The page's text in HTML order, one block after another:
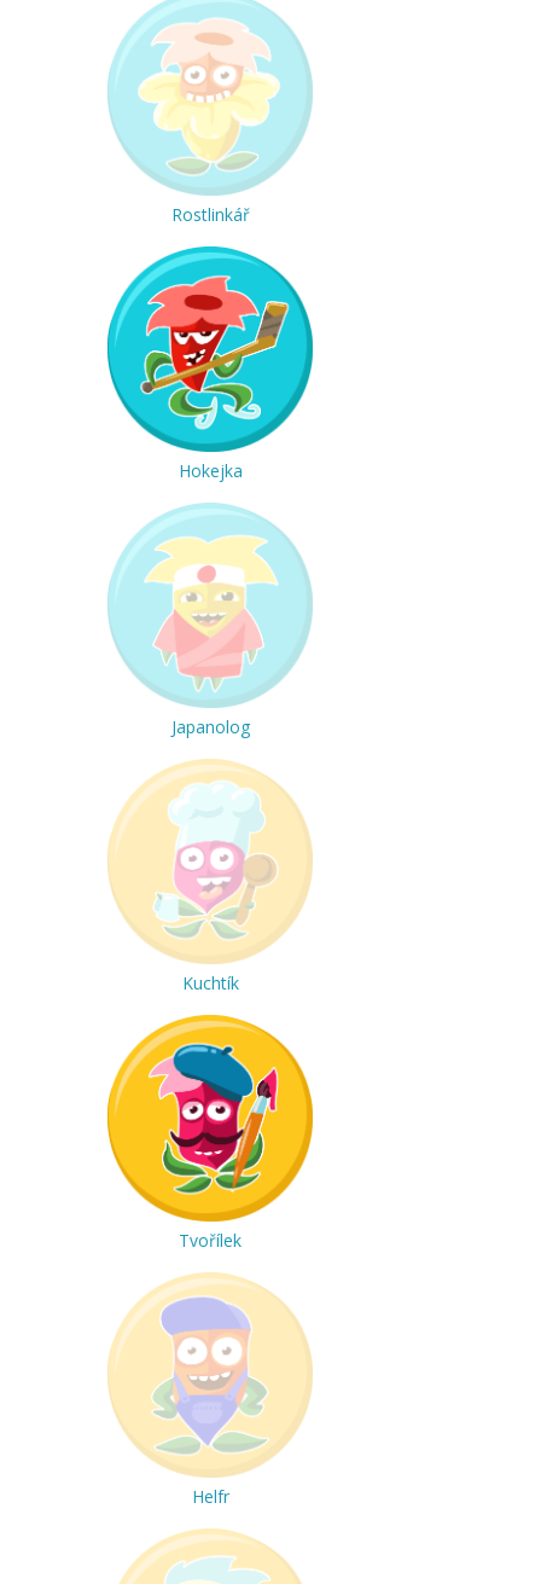
Rostlinkář
Hokejka
Japanolog
Kuchtík
Tvořílek
Helfr